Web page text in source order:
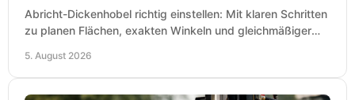
Abricht-Dickenhobel richtig einstellen: Mit klaren Schritten
zu planen Flächen, exakten Winkeln und gleichmäßiger
5. August 2026